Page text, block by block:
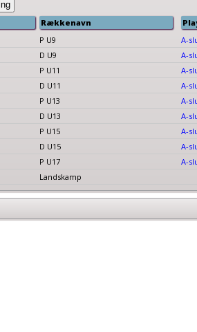
Rækkenavn
P U9
A-
D U9
A-
P U11
A-
D U11
A-
P U13
A-
D U13
A-
P U15
A-
D U15
A-
P U17
A-
Landskamp